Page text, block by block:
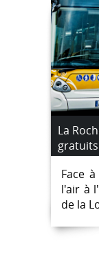
La
d'un
Face
l'air à
de la